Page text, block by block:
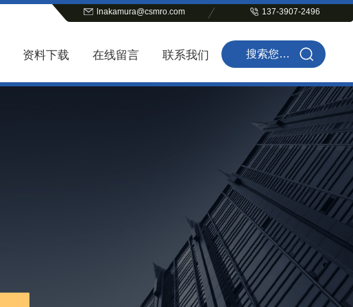
lnakamura@csmro.com 137-3907-2496
资料下载 在线留言 联系我们